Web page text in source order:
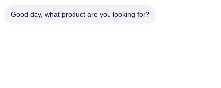
Good day, what product are you looking for?